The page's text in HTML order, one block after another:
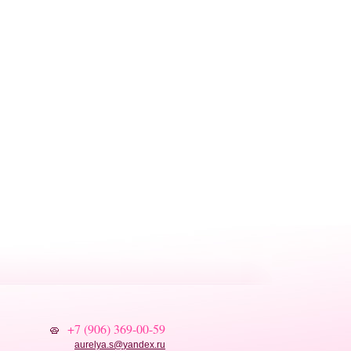
+7 (906) 369-00-59
aurelya.s@yandex.ru